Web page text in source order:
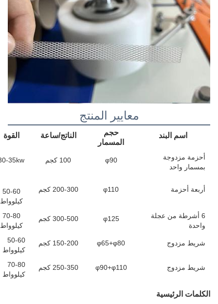
معايير المنتج
اسم البند
حجم
المسمار
الناتج/ساعة القوة
أحزمة مزدوجة
بمسمار واحد
φ90 100 كجم 35kw
أربعة أحزمة φ110 200-300 كجم
50-60
كيلوواط
6 أشرطة من عجلة
واحدة
φ125 300-500 كجم
70-80
كيلوواط
شريط مزدوج φ65+φ80 150-200 كجم
50-60
كيلوواط
شريط مزدوج φ90+φ110 250-350 كجم
70-80
كيلوواط
الكلمات الرئيسية